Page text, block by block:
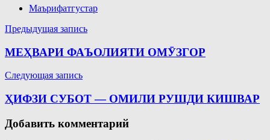
Маърифатгустар
Навигация
по
записям
Предыдущая запись
МЕҲВАРИ ФАЪОЛИЯТИ ОМӮЗГОР
Следующая запись
ҲИФЗИ СУБОТ — ОМИЛИ РУШДИ КИШВАР
Добавить комментарий